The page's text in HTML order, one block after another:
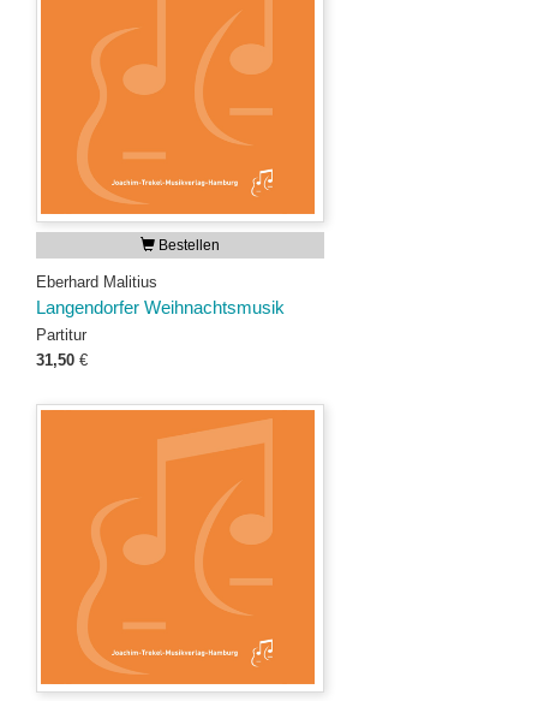
Bestellen
Eberhard Malitius
Langendorfer Weihnachtsmusik
Partitur
31,50 €